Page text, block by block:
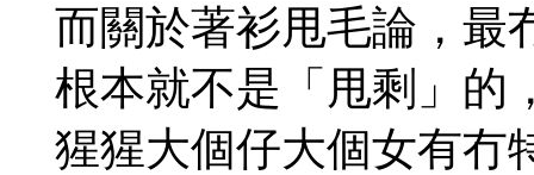
而關於著衫甩毛論，最
根本就不是「甩剩」的
猩猩大個仔大個女有冇